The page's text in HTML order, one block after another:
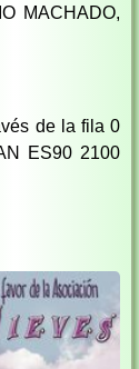
MACHADO,
de la fila 0
ES90 2100